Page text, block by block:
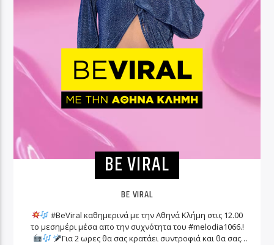
BE VIRAL
BE VIRAL
#BeViral καθημερινά με την Αθηνά Κλήμη στις 12.00
Για 2 ωρες θα σας κρατάει συντροφιά και θα σας